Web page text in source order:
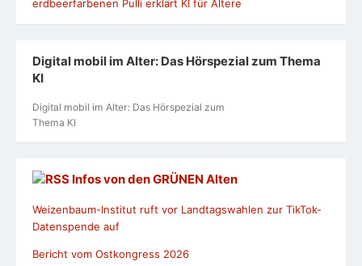
Digital mobil im Alter: Das Hörspezial zum Thema
KI
Digital mobil im Alter: Das Hörspezial zum
Thema KI
Infos von den GRÜNEN Alten
Weizenbaum-Institut ruft vor Landtagswahlen zur TikTok-
Datenspende auf
Bericht vom Ostkongress 2026